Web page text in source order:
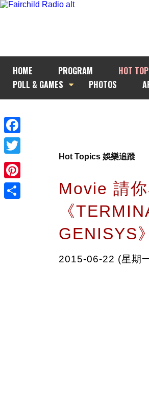
HOME PROGRAM HOT
POLL & GAMES
PHOTOS
Facebook
Twitter
Pinterest
Hot Topics 娛樂追蹤
Movie 請
《
GENISYS》
2015-06-22 (星期